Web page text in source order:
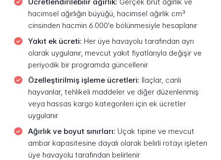
hacimsel ağırlığın büyüğü, hacimsel ağırlık cm³
cinsinden hacmin 6.000'e bölünmesiyle hesaplanır
Yakıt ek ücreti: Her üye havayolu tarafından ayrı
olarak uygulanır, mevcut yakıt fiyatlarıyla değişir ve
periyodik bir programda güncellenir
Özelleştirilmiş işleme ücretleri: İlaçlar, canlı
hayvanlar, tehlikeli maddeler ve diğer düzenlenmiş
veya hassas kargo kategorileri için ek ücretler
uygulanır
Ağırlık ve boyut sınırları: Uçak tipine ve mevcut
ambar kapasitesine dayalı olarak belirli rotayı işleten
üye havayolu tarafından belirlenir